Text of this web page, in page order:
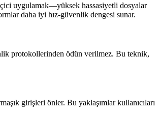
uygulamak—yüksek hassasiyetli dosyalar
daha iyi hız-güvenlik dengesi sunar.
protokollerinden ödün verilmez. Bu teknik,
girişleri önler. Bu yaklaşımlar kullanıcıları